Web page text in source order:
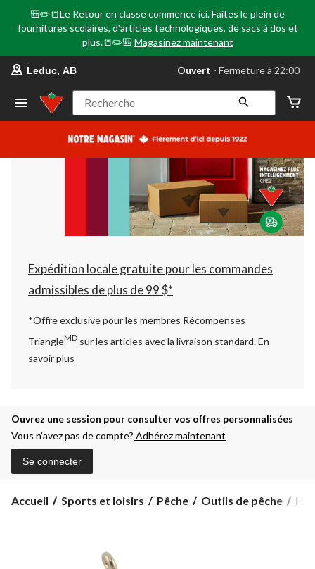
🎒✏️📒Le Retour en classe commence ici. Faites le plein de
fournitures scolaires, d'articles technologiques, de sacs à dos et
plus.📒✏️🎒 Magasinez maintenant
votre
préféré
Leduc,
AB,
courament
Fermeture
à
22:00
cliquer
pour
changer
Leduc, AB Ouvert ⋅ Fermeture à 22:00
Recherche
Expédition locale gratuite pour les commandes
admissibles de plus de 99 $*
*Offre exclusive pour les membres Récompenses
TriangleMD sur les articles avec la livraison standard.En
savoir plus
Ouvrez une session pour consulter vos offres personnalisées
Vous n’avez pas de compte? Adhérez maintenant
Se connecter
Accueil Sports et loisirs Pêche Outils de pêche